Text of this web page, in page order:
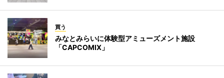
買う
みなとみらいに体験型アミューズメント施設
「CAPCOMIX」